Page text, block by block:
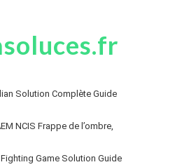
Solution Complète Guide
NCIS Frappe de l’ombre,
Game Solution Guide